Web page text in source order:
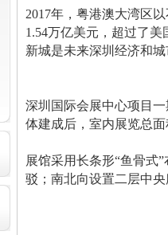
2017年，粤港澳大湾区
1.54万亿美元，超过了
新城是未来深圳经济和
深圳国际会展中心项目
体建成后，室内展览总
展馆采用长条形“鱼骨式
驳；南北向设置二层中